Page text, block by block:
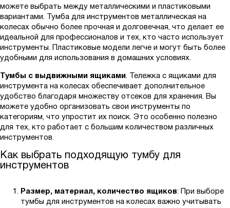
можете выбрать между металлическими и пластиковыми
вариантами. Тумба для инструментов металлическая на
колесах обычно более прочная и долговечная, что делает ее
идеальной для профессионалов и тех, кто часто использует
инструменты. Пластиковые модели легче и могут быть более
удобными для использования в домашних условиях.
Тумбы с выдвижными ящиками. Тележка с ящиками для
инструмента на колесах обеспечивает дополнительное
удобство благодаря множеству отсеков для хранения. Вы
можете удобно организовать свои инструменты по
категориям, что упростит их поиск. Это особенно полезно
для тех, кто работает с большим количеством различных
инструментов.
Как выбрать подходящую тумбу для
инструментов
Размер, материал, количество ящиков: При выборе
тумбы для инструментов на колесах важно учитывать